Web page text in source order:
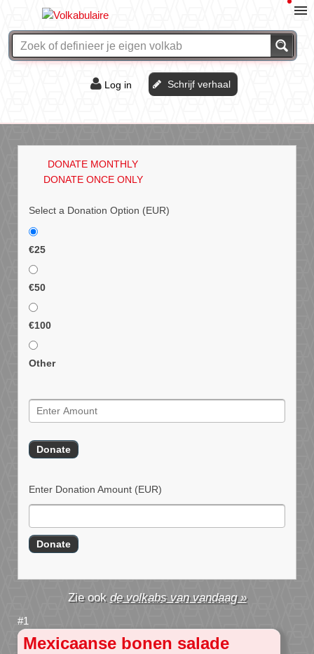
Log in Schrijf verhaal
DONATE MONTHLY
DONATE ONCE ONLY
Select a Donation Option (EUR)
€25
€50
€100
Other
Enter Donation Amount (EUR)
de volkabs van vandaag »
Mexicaanse bonen salade